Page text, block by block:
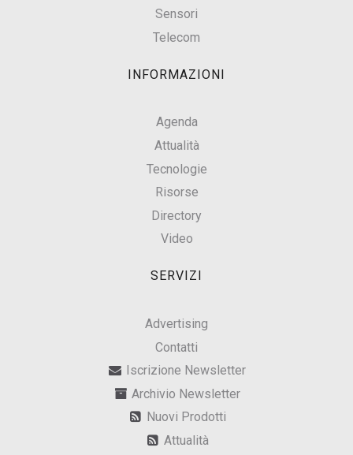
Sensori
Telecom
INFORMAZIONI
Agenda
Attualità
Tecnologie
Risorse
Directory
Video
SERVIZI
Advertising
Contatti
Iscrizione Newsletter
Archivio Newsletter
Nuovi Prodotti
Attualità